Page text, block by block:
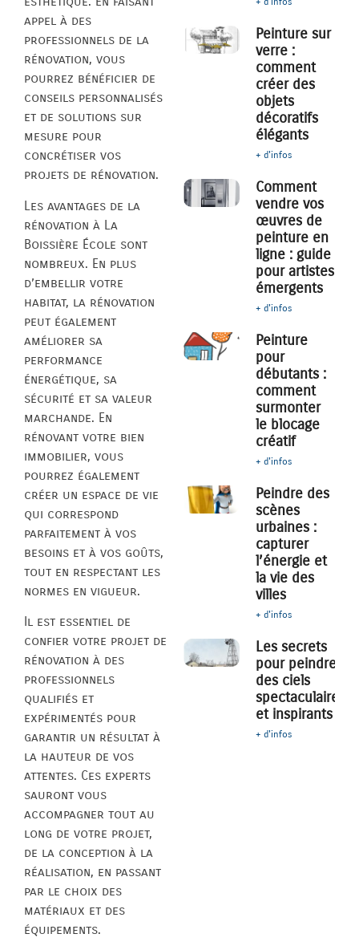
appel à des
professionnels de la
rénovation, vous
pourrez bénéficier de
conseils personnalisés
et de solutions sur
mesure pour
concrétiser vos
projets de rénovation.
Les avantages de la
rénovation à La
Boissière École sont
nombreux. En plus
d’embellir votre
habitat, la rénovation
peut également
améliorer sa
performance
énergétique, sa
sécurité et sa valeur
marchande. En
rénovant votre bien
immobilier, vous
pourrez également
créer un espace de vie
qui correspond
parfaitement à vos
besoins et à vos goûts,
tout en respectant les
normes en vigueur.
Il est essentiel de
confier votre projet de
rénovation à des
professionnels
qualifiés et
expérimentés pour
garantir un résultat à
la hauteur de vos
attentes. Ces experts
sauront vous
accompagner tout au
long de votre projet,
de la conception à la
réalisation, en passant
par le choix des
matériaux et des
équipements.
Peinture sur
verre :
comment
créer des
objets
décoratifs
élégants
+ d'infos
Comment
vendre vos
œuvres de
peinture en
ligne : guide
pour artistes
émergents
+ d'infos
Peinture
pour
débutants :
comment
surmonter
le blocage
créatif
+ d'infos
Peindre des
scènes
urbaines :
capturer
l’énergie et
la vie des
villes
+ d'infos
Les secrets
pour peindre
des ciels
spectaculaires
et inspirants
+ d'infos